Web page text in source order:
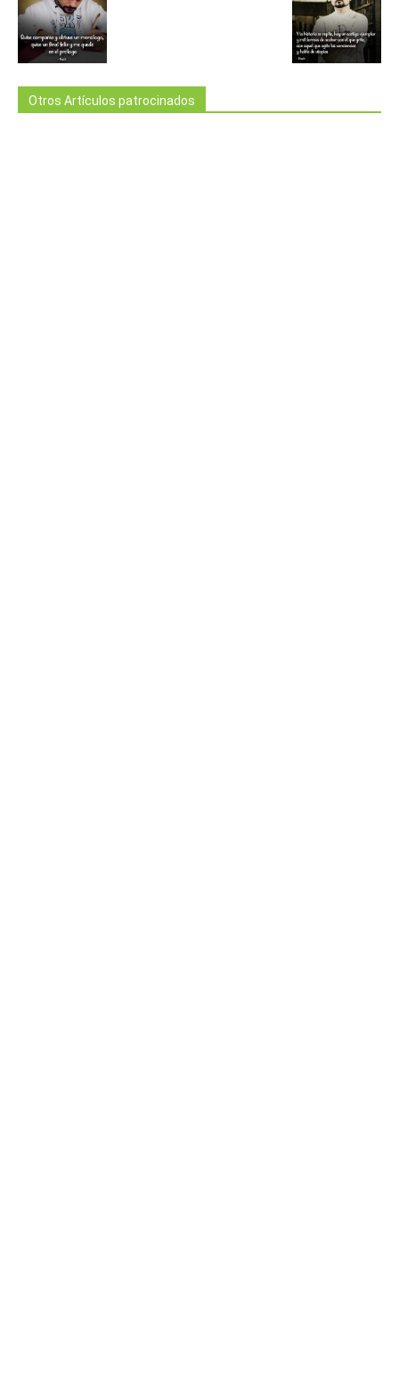
Otros Artículos patrocinados